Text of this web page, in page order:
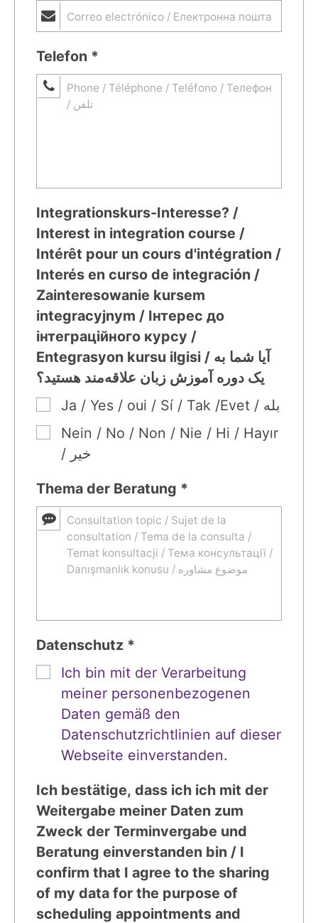
Telefon *
Integrationskurs-Interesse? /
Interest in integration course /
Intérêt pour un cours d'intégration /
Interés en curso de integración /
Zainteresowanie kursem
integracyjnym / Інтерес до
інтеграційного курсу /
Entegrasyon kursu ilgisi / آیا شما به
یک دوره آموزش زبان علاقه‌مند هستید؟
Ja / Yes / oui / Sí / Tak /Evet / بله
Nein / No / Non / Nie / Ні / Hayır
/ خیر
Thema der Beratung *
Datenschutz *
Ich bin mit der Verarbeitung
meiner personenbezogenen
Daten gemäß den
Datenschutzrichtlinien auf dieser
Webseite einverstanden.
Ich bestätige, dass ich ich mit der
Weitergabe meiner Daten zum
Zweck der Terminvergabe und
Beratung einverstanden bin / I
confirm that I agree to the sharing
of my data for the purpose of
scheduling appointments and